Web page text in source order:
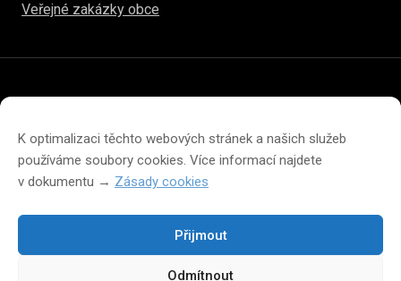
K optimalizaci těchto webových stránek a našich služeb
používáme soubory cookies. Více informací najdete
v dokumentu → Zásady cookies
Přijmout
Odmítnout
Veřejné zakázky obce
Prohlášení o přístupnosti
Prohlášení o ochraně soukromí
Zásady cookies (EU)
Změna velikosti písma na webu